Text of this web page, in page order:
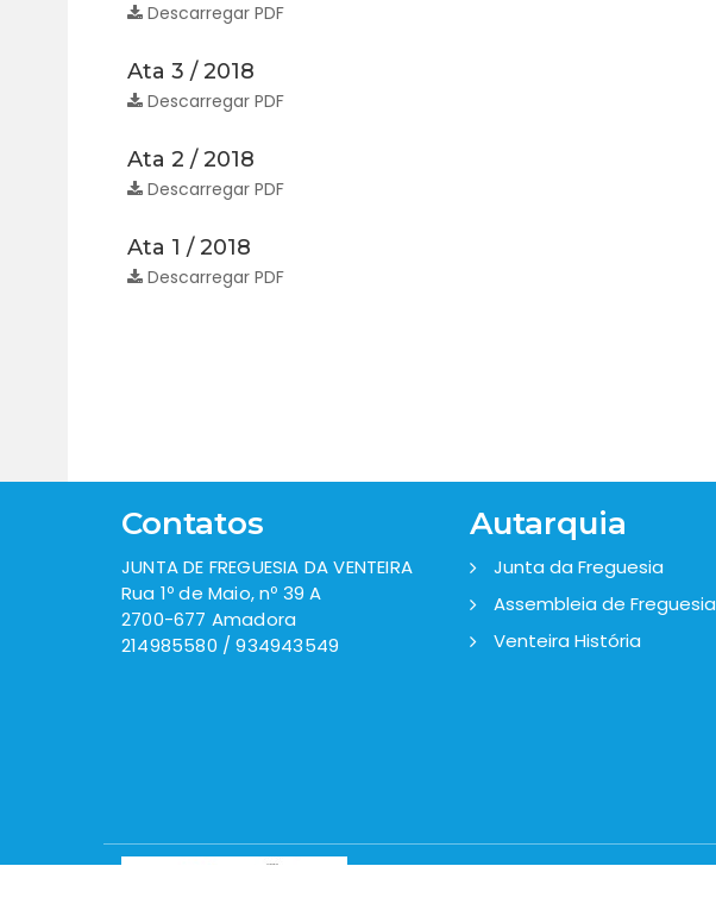
Descarregar PDF
Ata 3 / 2018
Descarregar PDF
Ata 2 / 2018
Descarregar PDF
Ata 1 / 2018
Descarregar PDF
Contatos
JUNTA DE FREGUESIA DA VENTEIRA
Rua 1º de Maio, nº 39 A
2700-677 Amadora
214985580 / 934943549
Autarquia
Junta da Freguesia
Assembleia de Freguesia
Venteira História